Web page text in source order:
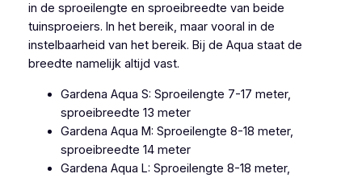
in de sproeilengte en sproeibreedte van beide
tuinsproeiers. In het bereik, maar vooral in de
instelbaarheid van het bereik. Bij de Aqua staat de
breedte namelijk altijd vast.
Gardena Aqua S: Sproeilengte 7-17 meter,
sproeibreedte 13 meter
Gardena Aqua M: Sproeilengte 8-18 meter,
sproeibreedte 14 meter
Gardena Aqua L: Sproeilengte 8-18 meter,